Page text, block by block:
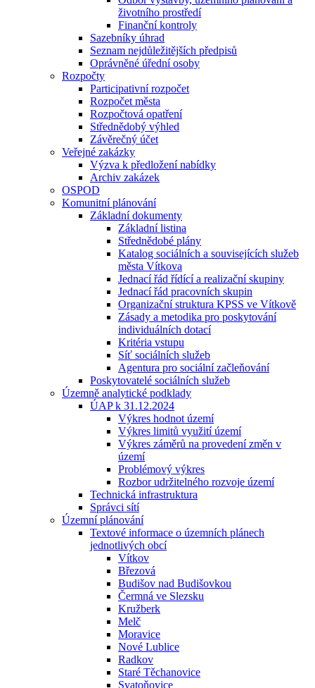
životního prostředí
Finanční kontroly
Sazebníky úhrad
Seznam nejdůležitějších předpisů
Oprávněné úřední osoby
Rozpočty
Participativní rozpočet
Rozpočet města
Rozpočtová opatření
Střednědobý výhled
Závěrečný účet
Veřejné zakázky
Výzva k předložení nabídky
Archiv zakázek
OSPOD
Komunitní plánování
Základní dokumenty
Základní listina
Střednědobé plány
Katalog sociálních a souvisejících služeb
města Vítkova
Jednací řád řídící a realizační skupiny
Jednací řád pracovních skupin
Organizační struktura KPSS ve Vítkově
Zásady a metodika pro poskytování
individuálních dotací
Kritéria vstupu
Síť sociálních služeb
Agentura pro sociální začleňování
Poskytovatelé sociálních služeb
Územně analytické podklady
ÚAP k 31.12.2024
Výkres hodnot území
Výkres limitů využití území
Výkres záměrů na provedení změn v
území
Problémový výkres
Rozbor udržitelného rozvoje území
Technická infrastruktura
Správci sítí
Územní plánování
Textové informace o územních plánech
jednotlivých obcí
Vítkov
Březová
Budišov nad Budišovkou
Čermná ve Slezsku
Kružberk
Melč
Moravice
Nové Lublice
Radkov
Staré Těchanovice
Svatoňovice